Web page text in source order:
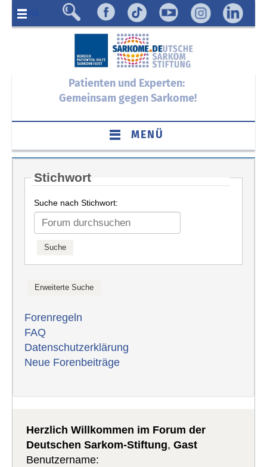
Menü
Patienten und Experten:
Gemeinsam gegen Sarkome!
MENÜ
Stichwort
Suche nach Stichwort:
Forenregeln
FAQ
Datenschutzerklärung
Neue Forenbeiträge
Herzlich Willkommen im Forum der
Deutschen Sarkom-Stiftung,Gast
Benutzername: